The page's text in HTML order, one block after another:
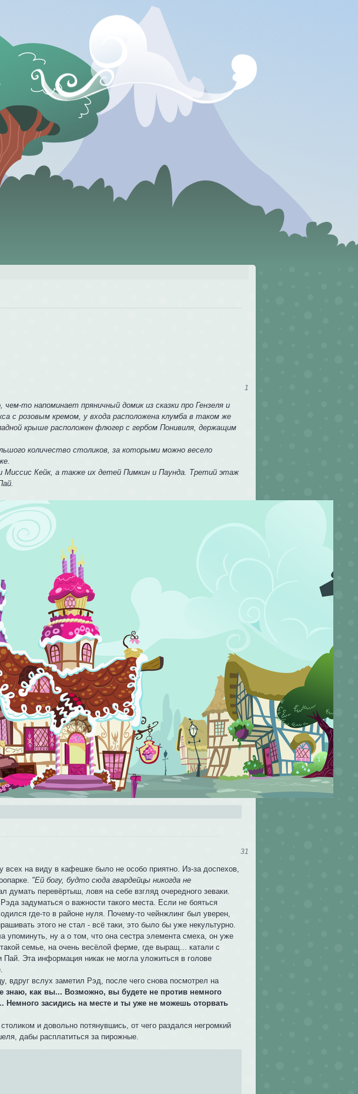
1
то напоминает пряничный домик из сказки про Гензеля и
с розовым кремом, у входа расположена клумба в таком же
крыше расположен флюгер с гербом Понивиля, держащим
количество столиков, за которыми можно весело
Кейк, а также их детей Пимкин и Паунда. Третий этаж
31
на виду в кафешке было не особо приятно. Из-за доспехов,
"Ей богу, будто сюда гвардейцы никогда не
думать перевёртыш, ловя на себе взгляд очередного зеваки.
задуматься о важности такого места. Если не бояться
где-то в районе нуля. Почему-то чейнжлинг был уверен,
этого не стал - всё таки, это было бы уже некультурно.
упоминуть, ну а о том, что она сестра элемента смеха, он уже
семье, на очень весёлой ферме, где выращ... катали с
Эта информация никак не могла уложиться в голове
вдруг вслух заметил Рэд, после чего снова посмотрел на
знаю, как вы... Возможно, вы будете не против немного
Немного засидись на месте и ты уже не можешь оторвать
и довольно потянувшись, от чего раздался негромкий
дабы расплатиться за пирожные.